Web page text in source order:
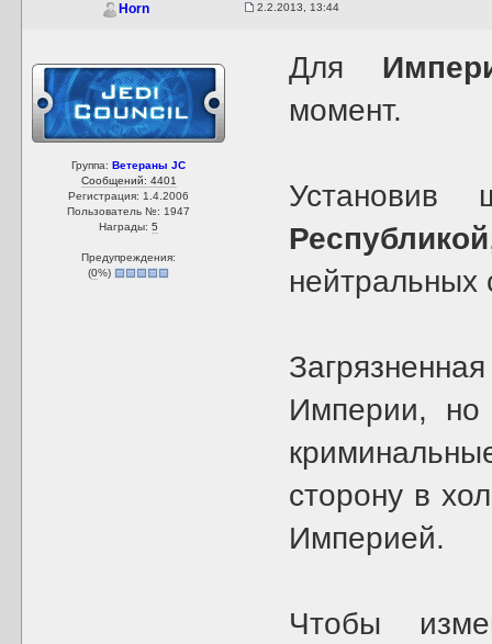
Horn 2.2.2013, 13:44
Группа:Ветераны JC
Сообщений: 4401
Регистрация: 1.4.2006
Пользователь №: 1947
Награды:5
Предупреждения:
(0%)
Для
момент.
Республикой
нейтральных
Империи, но
сторону в
Империей.
Чтобы